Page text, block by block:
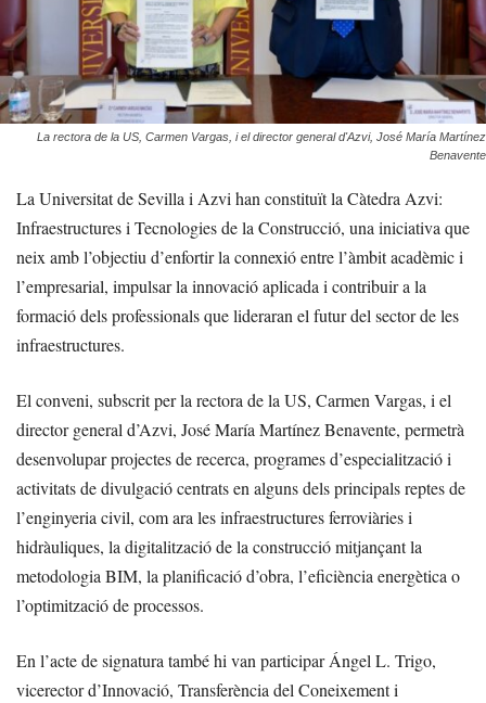
La rectora de la US, Carmen Vargas, i el director general d'Azvi, José María Martínez
Benavente
La Universitat de Sevilla i Azvi han constituït la Càtedra Azvi:
Infraestructures i Tecnologies de la Construcció, una iniciativa que
neix amb l’objectiu d’enfortir la connexió entre l’àmbit acadèmic i
l’empresarial, impulsar la innovació aplicada i contribuir a la
formació dels professionals que lideraran el futur del sector de les
infraestructures.
El conveni, subscrit per la rectora de la US, Carmen Vargas, i el
director general d’Azvi, José María Martínez Benavente, permetrà
desenvolupar projectes de recerca, programes d’especialització i
activitats de divulgació centrats en alguns dels principals reptes de
l’enginyeria civil, com ara les infraestructures ferroviàries i
hidràuliques, la digitalització de la construcció mitjançant la
metodologia BIM, la planificació d’obra, l’eficiència energètica o
l’optimització de processos.
En l’acte de signatura també hi van participar Ángel L. Trigo,
vicerector d’Innovació, Transferència del Coneixement i